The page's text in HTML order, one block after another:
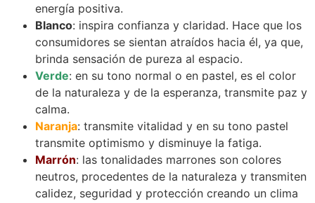
energía positiva.
Blanco: inspira confianza y claridad. Hace que los
consumidores se sientan atraídos hacia él, ya que,
brinda sensación de pureza al espacio.
Verde: en su tono normal o en pastel, es el color
de la naturaleza y de la esperanza, transmite paz y
calma.
Naranja: transmite vitalidad y en su tono pastel
transmite optimismo y disminuye la fatiga.
Marrón: las tonalidades marrones son colores
neutros, procedentes de la naturaleza y transmiten
calidez, seguridad y protección creando un clima